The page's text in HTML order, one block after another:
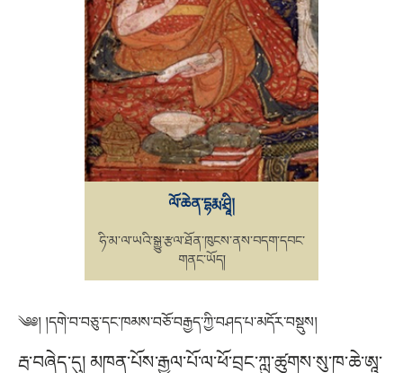
ལོ་ཆེན་དྷརྨ་ཤྲཱི།
ཧི་མ་ལ་ཡའི་སྒྱུ་རྩལ་ཐོན་ཁུངས་ནས་བདག་དབང་
གནང་ཡོད།
༄༅། །དགེ་བ་བཅུ་དང་ཁམས་བཅོ་བརྒྱད་ཀྱི་བཤད་པ་མདོར་བསྡུས།
རྦ་བཞེད་དུ། མཁན་པོས་རྒྱལ་པོ་ལ་ཕོ་བྲང་ཀླུ་ཚུགས་སུ་ཁ་ཆེ་ཨཱ་